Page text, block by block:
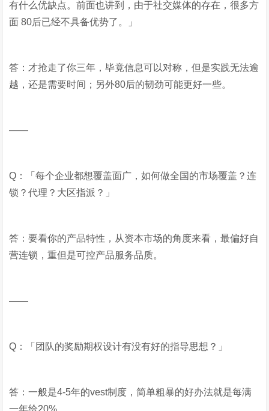
有什么优缺点。前面也讲到，由于社交媒体的存在，很多方
面 80后已经不具备优势了。」
答：才抢走了你三年，毕竟信息可以对称，但是实践无法逾
越，还是需要时间；另外80后的韧劲可能更好一些。
——
Q：「每个企业都想覆盖面广，如何做全国的市场覆盖？连
锁？代理？大区指派？」
答：要看你的产品特性，从资本市场的角度来看，最偏好自
营连锁，重但是可控产品服务品质。
——
Q：「团队的奖励期权设计有没有好的指导思想？」
答：一般是4-5年的vest制度，简单粗暴的好办法就是每满
一年给20%。